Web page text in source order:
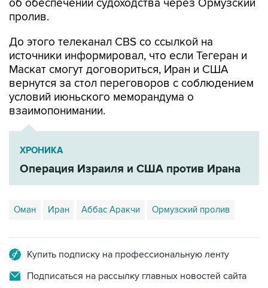
До этого телеканал CBS со ссылкой на
Маскат смогут договориться, Иран и США
вернутся за стол переговоров с соблюдением
условий июньского меморандума о
взаимопонимании.
ХРОНИКА
Операция Израиля и США против Ирана
Оман Иран Аббас Аракчи Ормузский пролив
Подписаться на рассылку главных новостей сайта
Получать оперативные новости в официальном